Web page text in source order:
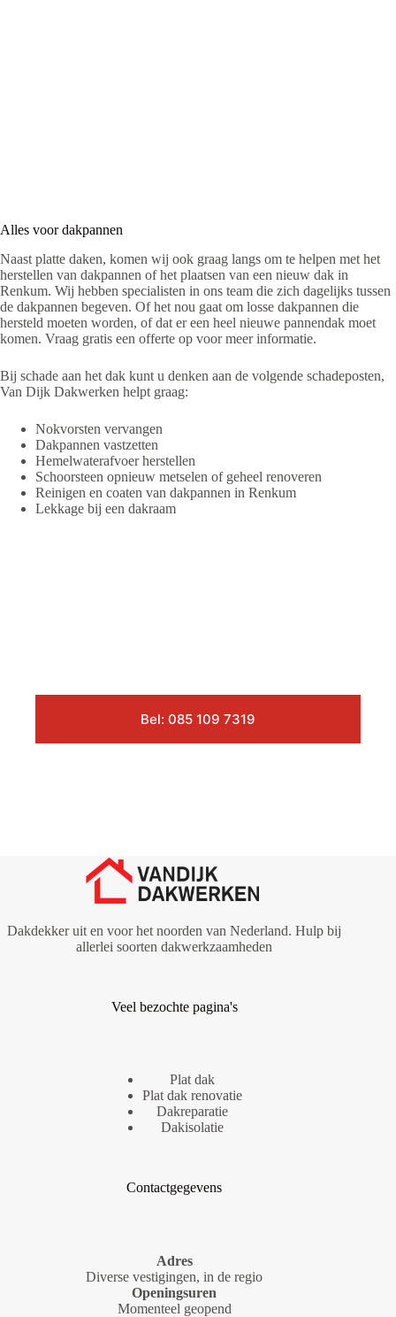
Alles voor dakpannen
Naast platte daken, komen wij ook graag langs om te helpen met het
herstellen van dakpannen of het plaatsen van een nieuw dak in
Renkum. Wij hebben specialisten in ons team die zich dagelijks tussen
de dakpannen begeven. Of het nou gaat om losse dakpannen die
hersteld moeten worden, of dat er een heel nieuwe pannendak moet
komen. Vraag gratis een offerte op voor meer informatie.
Bij schade aan het dak kunt u denken aan de volgende schadeposten,
Van Dijk Dakwerken helpt graag:
Nokvorsten vervangen
Dakpannen vastzetten
Hemelwaterafvoer herstellen
Schoorsteen opnieuw metselen of geheel renoveren
Reinigen en coaten van dakpannen in Renkum
Lekkage bij een dakraam
Bel: 085 109 7319
Dakdekker uit en voor het noorden van Nederland. Hulp bij
allerlei soorten dakwerkzaamheden
Veel bezochte pagina's
Plat dak
Plat dak renovatie
Dakreparatie
Dakisolatie
Contactgegevens
Adres
Diverse vestigingen, in de regio
Openingsuren
Momenteel geopend